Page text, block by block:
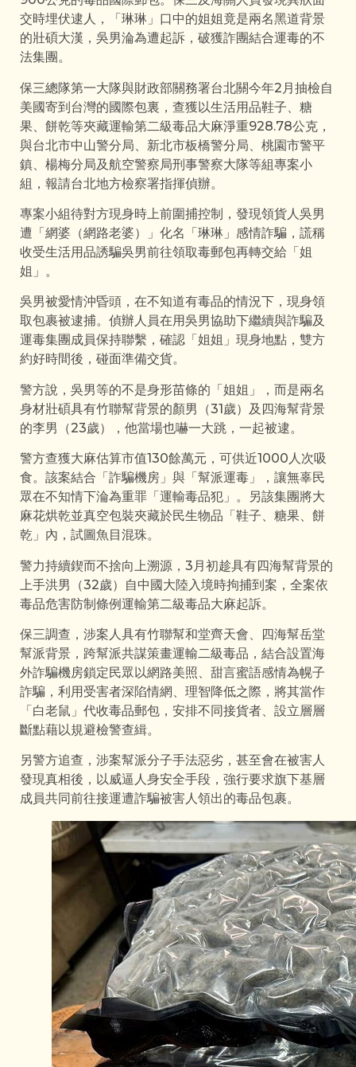
交時埋伏逮人，「琳琳」口中的姐姐竟是兩名黑道背景
的壯碩大漢，吳男淪為遭起訴，破獲詐團結合運毒的不
法集團。
保三總隊第一大隊與財政部關務署台北關今年2月抽檢自
美國寄到台灣的國際包裏，查獲以生活用品鞋子、糖
果、餅乾等夾藏運輸第二級毒品大麻淨重928.78公克，
與台北市中山警分局、新北市板橋警分局、桃園市警平
鎮、楊梅分局及航空警察局刑事警察大隊等組專案小
組，報請台北地方檢察署指揮偵辦。
專案小組待對方現身時上前圍捕控制，發現領貨人吳男
遭「網婆（網路老婆）」化名「琳琳」感情詐騙，謊稱
收受生活用品誘騙吳男前往領取毒郵包再轉交給「姐
姐」。
吳男被愛情沖昏頭，在不知道有毒品的情況下，現身領
取包裹被逮捕。偵辦人員在用吳男協助下繼續與詐騙及
運毒集團成員保持聯繫，確認「姐姐」現身地點，雙方
約好時間後，碰面準備交貨。
警方說，吳男等的不是身形苗條的「姐姐」，而是兩名
身材壯碩具有竹聯幫背景的顏男（31歲）及四海幫背景
的李男（23歲），他當場也嚇一大跳，一起被逮。
警方查獲大麻估算市值130餘萬元，可供近1000人次吸
食。該案結合「詐騙機房」與「幫派運毒」，讓無辜民
眾在不知情下淪為重罪「運輸毒品犯」。另該集團將大
麻花烘乾並真空包裝夾藏於民生物品「鞋子、糖果、餅
乾」內，試圖魚目混珠。
警力持續鍥而不捨向上溯源，3月初趁具有四海幫背景的
上手洪男（32歲）自中國大陸入境時拘捕到案，全案依
毒品危害防制條例運輸第二級毒品大麻起訴。
保三調查，涉案人具有竹聯幫和堂齊天會、四海幫岳堂
幫派背景，跨幫派共謀策畫運輸二級毒品，結合設置海
外詐騙機房鎖定民眾以網路美照、甜言蜜語感情為幌子
詐騙，利用受害者深陷情網、理智降低之際，將其當作
「白老鼠」代收毒品郵包，安排不同接貨者、設立層層
斷點藉以規避檢警查緝。
另警方追查，涉案幫派分子手法惡劣，甚至會在被害人
發現真相後，以威逼人身安全手段，強行要求旗下基層
成員共同前往接運遭詐騙被害人領出的毒品包裹。